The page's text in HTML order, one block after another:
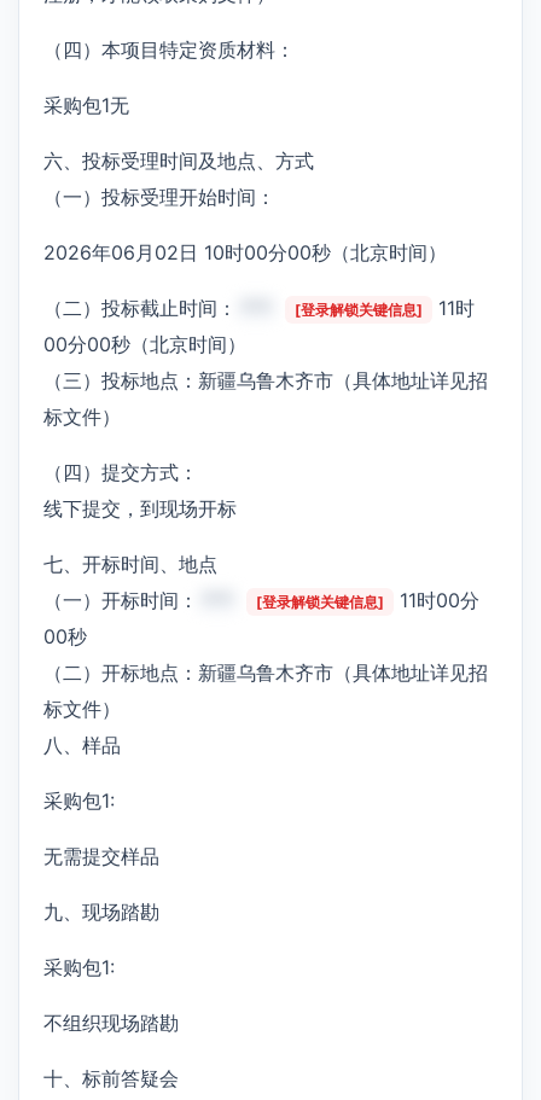
（四）本项目特定资质材料：
采购包1无
六、投标受理时间及地点、方式
（一）投标受理开始时间：
2026年06月02日 10时00分00秒（北京时间）
（二）投标截止时间： [登录解锁关键信息]
11时
00分00秒（北京时间）
（三）投标地点：新疆乌鲁木齐市（具体地址详见招
标文件）
（四）提交方式：
线下提交，到现场开标
七、开标时间、地点
（一）开标时间：
[登录解锁关键信息]
11时00分
00秒
（二）开标地点：新疆乌鲁木齐市（具体地址详见招
标文件）
八、样品
采购包1:
无需提交样品
九、现场踏勘
采购包1:
不组织现场踏勘
十、标前答疑会